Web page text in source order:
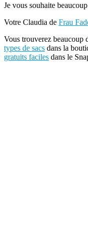
Je vous souhaite
Votre Claudia de Frau
Vous trouverez beaucoup
types de sacs dans la
gratuits faciles dans le